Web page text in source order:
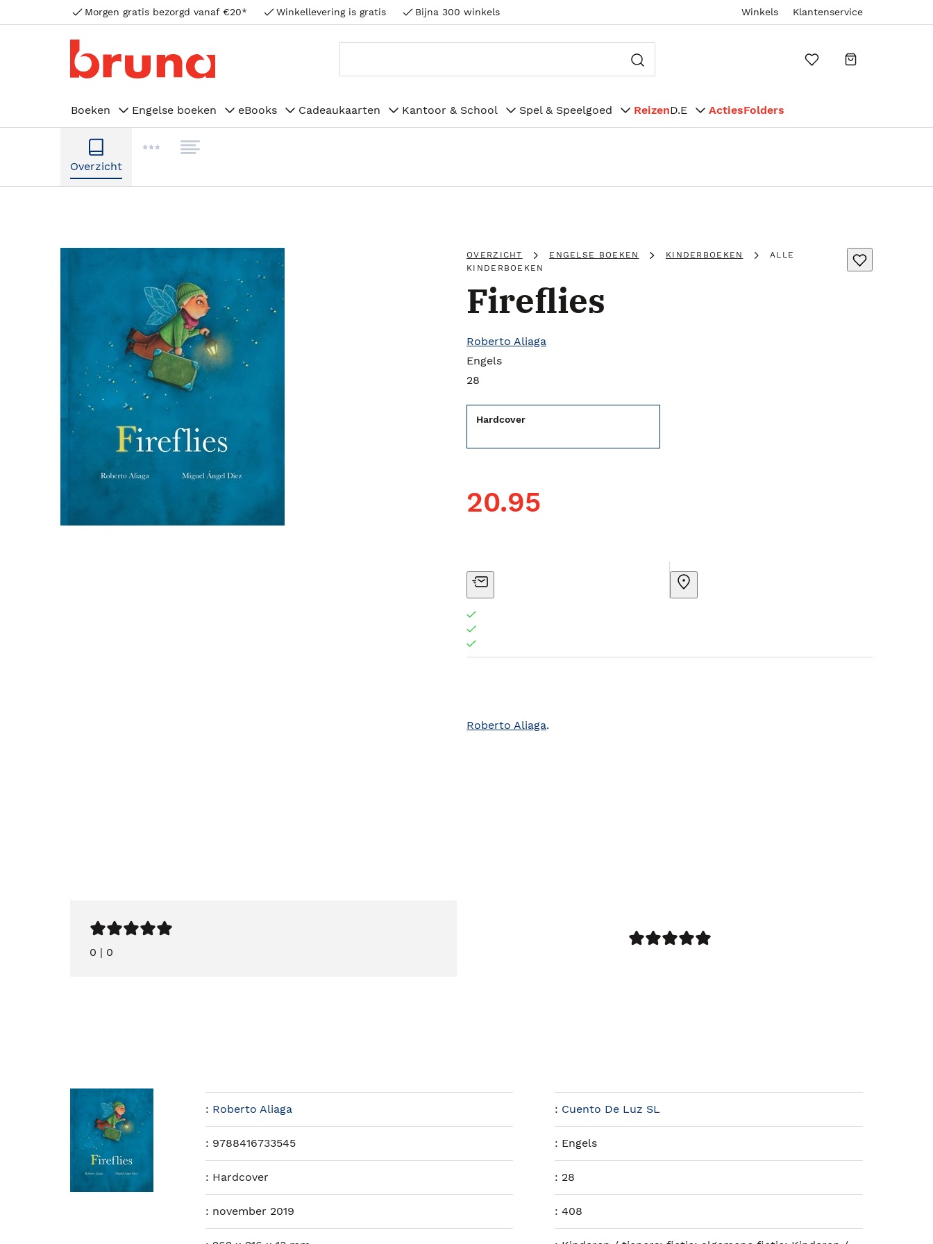
Morgen gratis bezorgd vanaf €20* Winkellevering is gratis Bijna 300 winkels Winkels Klantenservice
Boeken Engelse boeken eBooks Cadeaukaarten Kantoor & School Spel & Speelgoed ReizenD.E ActiesFolders
Overzicht
OVERZICHT ENGELSE BOEKEN KINDERBOEKEN
ALLE
KINDERBOEKEN
Fireflies
Roberto Aliaga
Engels
28
Hardcover
20.95
Roberto Aliaga.
0 | 0
: Roberto Aliaga : Cuento De Luz SL
: 9788416733545 : Engels
: Hardcover : 28
: november 2019 :408